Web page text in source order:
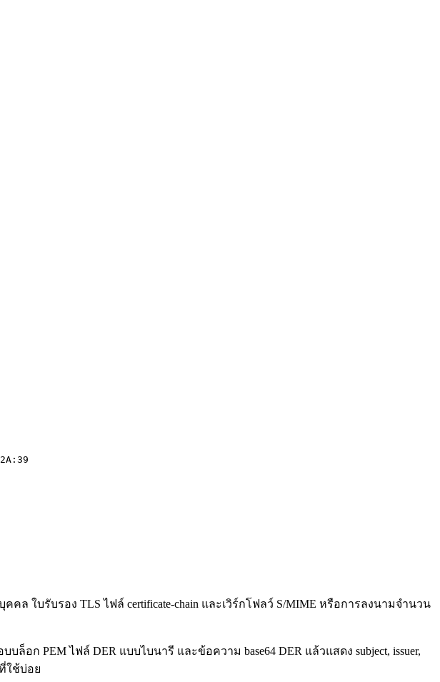
ใบรับรอง TLS ไฟล์ certificate-chain และเวิร์กโฟลว์ S/MIME หรือการลงนามจำนวน
PEM ไฟล์ DER แบบไบนารี และข้อความ base64 DER แล้วแสดง subject, issuer,
ใช้บ่อย